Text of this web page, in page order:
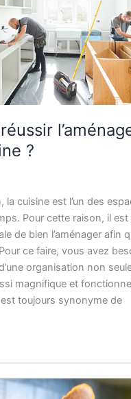
?
la cuisine est l’un des
Pour cette raison, il est
de bien l’aménager afin
ce faire, vous avez
organisation non
magnifique et
toujours synonyme de